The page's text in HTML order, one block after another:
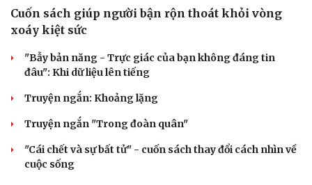
Cuốn sách giúp người bận rộn thoát khỏi vòng
xoáy kiệt sức
"Bẫy bản năng - Trực giác của bạn không đáng tin
đâu": Khi dữ liệu lên tiếng
Truyện ngắn: Khoảng lặng
Truyện ngắn "Trong đoàn quân"
"Cái chết và sự bất tử" - cuốn sách thay đổi cách nhìn về
cuộc sống